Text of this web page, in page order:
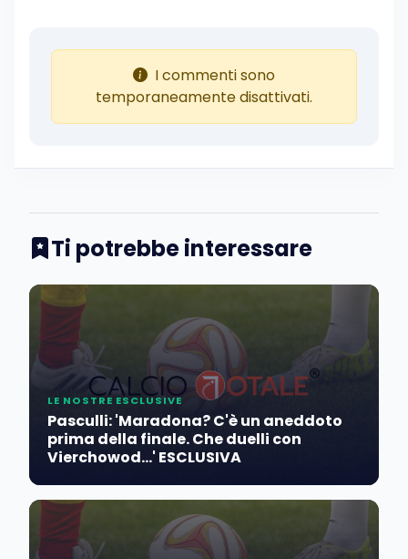
I commenti sono
temporaneamente disattivati.
Ti potrebbe interessare
LE NOSTRE ESCLUSIVE
Pasculli: 'Maradona? C'è un aneddoto
prima della finale. Che duelli con
Vierchowod...' ESCLUSIVA